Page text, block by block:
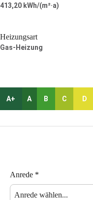
413,20 kWh/(m²·a)
Heizungsart
Gas-Heizung
A+ A B C D
Anrede *